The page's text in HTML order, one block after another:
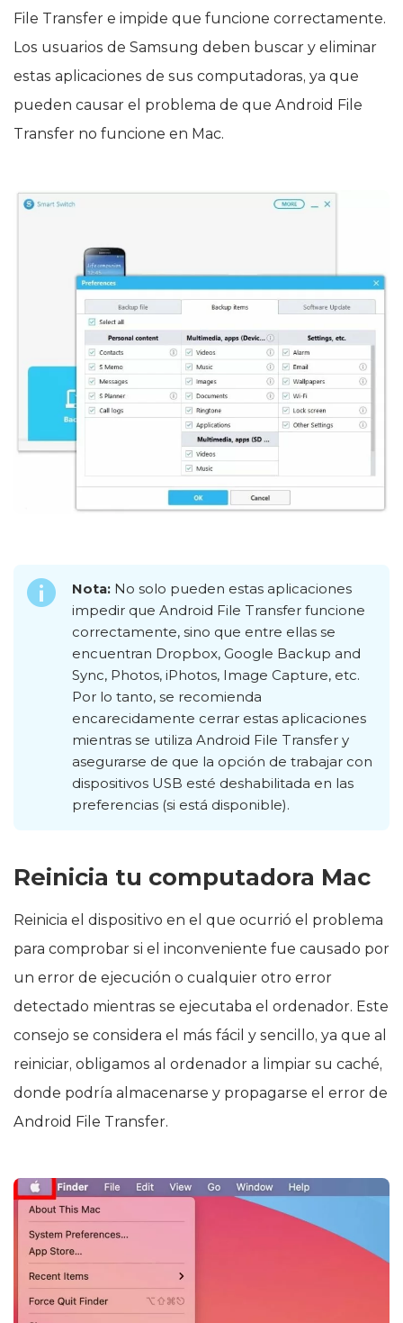
File Transfer e impide que funcione correctamente.
Los usuarios de Samsung deben buscar y eliminar
estas aplicaciones de sus computadoras, ya que
pueden causar el problema de que Android File
Transfer no funcione en Mac.
Nota: No solo pueden estas aplicaciones
impedir que Android File Transfer funcione
correctamente, sino que entre ellas se
encuentran Dropbox, Google Backup and
Sync, Photos, iPhotos, Image Capture, etc.
Por lo tanto, se recomienda
encarecidamente cerrar estas aplicaciones
mientras se utiliza Android File Transfer y
asegurarse de que la opción de trabajar con
dispositivos USB esté deshabilitada en las
preferencias (si está disponible).
Reinicia tu computadora Mac
Reinicia el dispositivo en el que ocurrió el problema
para comprobar si el inconveniente fue causado por
un error de ejecución o cualquier otro error
detectado mientras se ejecutaba el ordenador. Este
consejo se considera el más fácil y sencillo, ya que al
reiniciar, obligamos al ordenador a limpiar su caché,
donde podría almacenarse y propagarse el error de
Android File Transfer.